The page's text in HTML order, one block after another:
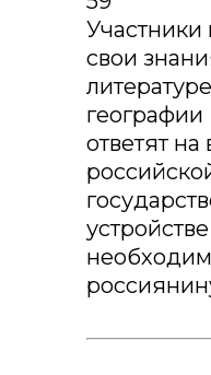
Участники
свои
ответят